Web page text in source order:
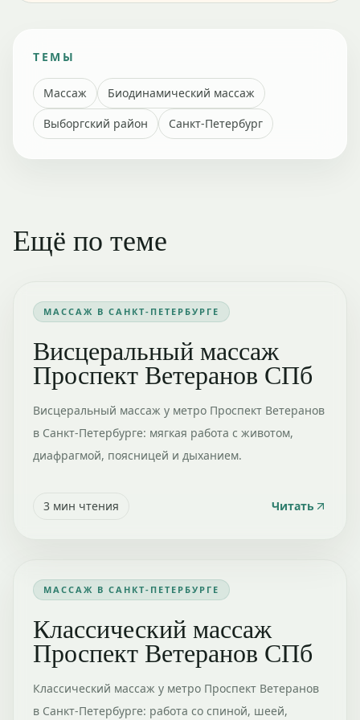
ТЕМЫ
Массаж
Биодинамический массаж
Выборгский район
Санкт-Петербург
Ещё по теме
МАССАЖ В САНКТ-ПЕТЕРБУРГЕ
Висцеральный массаж
Проспект Ветеранов СПб
Висцеральный массаж у метро Проспект Ветеранов
в Санкт-Петербурге: мягкая работа с животом,
диафрагмой, поясницей и дыханием.
3 мин чтения Читать
МАССАЖ В САНКТ-ПЕТЕРБУРГЕ
Классический массаж
Проспект Ветеранов СПб
Классический массаж у метро Проспект Ветеранов
в Санкт-Петербурге: работа со спиной, шеей,